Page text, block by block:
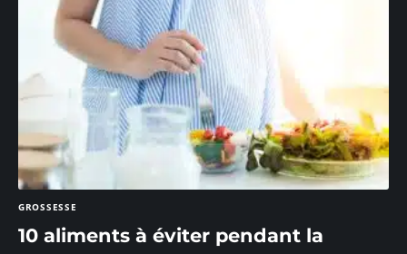
GROSSESSE
10 aliments à éviter pendant la